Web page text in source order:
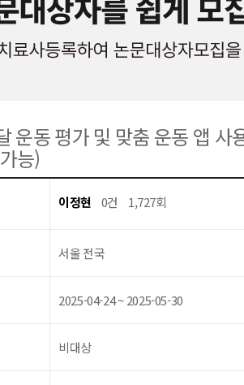
운동 평가 및 맞춤 운동 앱
능)
이정현 0건 1,727회
서울 전국
2025-04-24 ~ 2025-05-30
비대상